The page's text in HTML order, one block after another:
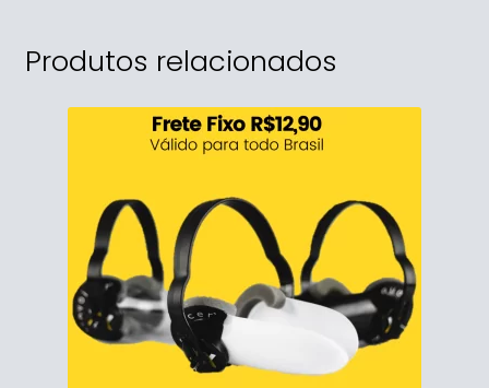
Produtos relacionados